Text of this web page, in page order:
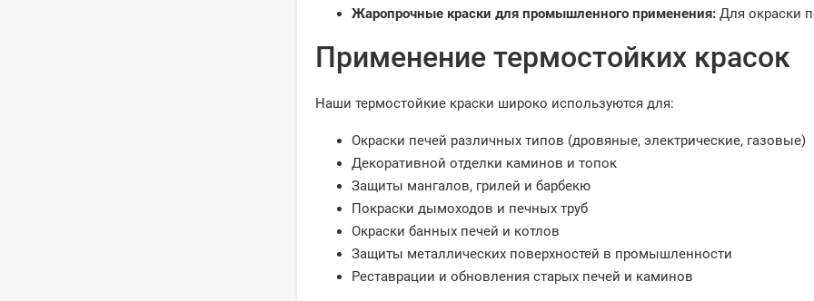
Жаропрочные краски для промышленного применения: Для окраски
Применение термостойких красок
Наши термостойкие краски широко используются для:
Окраски печей различных типов (дровяные, электрические, газовые)
Декоративной отделки каминов и топок
Защиты мангалов, грилей и барбекю
Покраски дымоходов и печных труб
Окраски банных печей и котлов
Защиты металлических поверхностей в промышленности
Реставрации и обновления старых печей и каминов